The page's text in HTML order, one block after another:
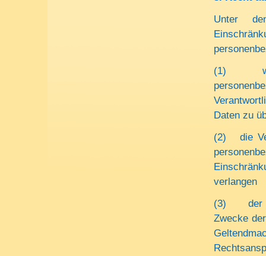
Unter
(1)
Daten zu
(2) die
verlangen
(3) der
Zwecke